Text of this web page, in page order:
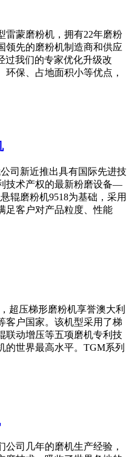
雷蒙磨粉机，拥有22年磨粉
领先的磨粉机制造商和供应
过我们的专家优化升级改
保、占地面积小等优点，
司新近推出具有国际先进技
技术产权的最新粉磨设备—
辊磨粉机9518为基础，采用
足客户对产品粒度、性能
超压梯形磨粉机享誉澳大利
客户国家。该机型采用了梯
联动增压等五项磨机专利技
的世界最高水平。TGM系列
司几年的磨机生产经验，